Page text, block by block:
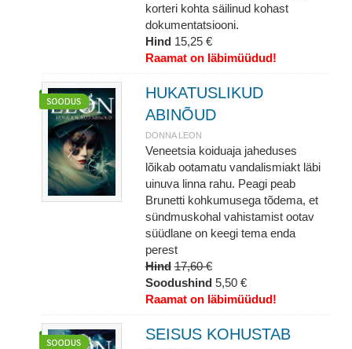
korteri kohta säilinud kohast
dokumentatsiooni.
Hind 15,25 €
Raamat on läbimüüdud!
HUKATUSLIKUD
ABINÕUD
DONNA LEON
Veneetsia koiduaja jaheduses
lõikab ootamatu vandalismiakt läbi
uinuva linna rahu. Peagi peab
Brunetti kohkumusega tõdema, et
sündmuskohal vahistamist ootav
süüdlane on keegi tema enda
perest
Hind 17,60 €
Soodushind 5,50 €
Raamat on läbimüüdud!
SEISUS KOHUSTAB